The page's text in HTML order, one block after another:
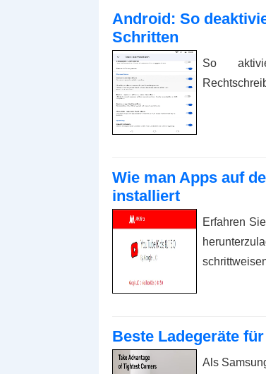
Android: So
Schritten
So
Wie man Apps auf
installiert
Erfahren
Beste Ladegeräte
Als